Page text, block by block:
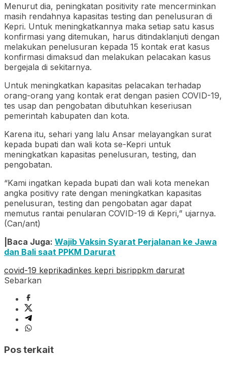
Menurut dia, peningkatan positivity rate mencerminkan
masih rendahnya kapasitas testing dan penelusuran di
Kepri. Untuk meningkatkannya maka setiap satu kasus
konfirmasi yang ditemukan, harus ditindaklanjuti dengan
melakukan penelusuran kepada 15 kontak erat kasus
konfirmasi dimaksud dan melakukan pelacakan kasus
bergejala di sekitarnya.
Untuk meningkatkan kapasitas pelacakan terhadap
orang-orang yang kontak erat dengan pasien COVID-19,
tes usap dan pengobatan dibutuhkan keseriusan
pemerintah kabupaten dan kota.
Karena itu, sehari yang lalu Ansar melayangkan surat
kepada bupati dan wali kota se-Kepri untuk
meningkatkan kapasitas penelusuran, testing, dan
pengobatan.
“Kami ingatkan kepada bupati dan wali kota menekan
angka positivy rate dengan meningkatkan kapasitas
penelusuran, testing dan pengobatan agar dapat
memutus rantai penularan COVID-19 di Kepri,” ujarnya.
(Can/ant)
|Baca Juga: Wajib Vaksin Syarat Perjalanan ke Jawa
dan Bali saat PPKM Darurat
covid-19 keprikadinkes kepri bisrippkm darurat
Sebarkan
Pos terkait